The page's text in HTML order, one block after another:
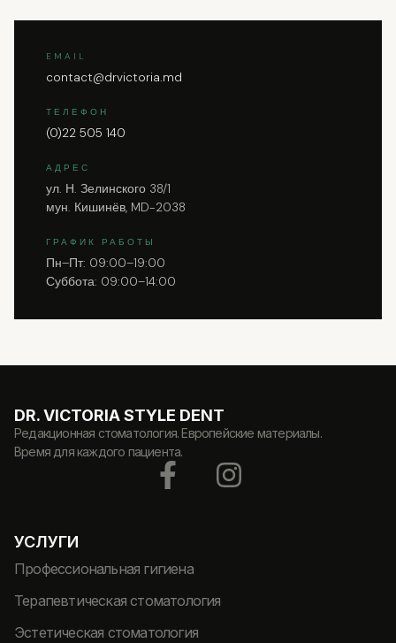
EMAIL
contact@drvictoria.md
ТЕЛЕФОН
(0)22 505 140
АДРЕС
ул. Н. Зелинского 38/1
мун. Кишинёв, MD-2038
ГРАФИК РАБОТЫ
Пн–Пт: 09:00–19:00
Суббота: 09:00–14:00
DR. VICTORIA STYLE DENT
Редакционная стоматология. Европейские материалы.
Время для каждого пациента.
УСЛУГИ
Профессиональная гигиена
Терапевтическая стоматология
Эстетическая стоматология